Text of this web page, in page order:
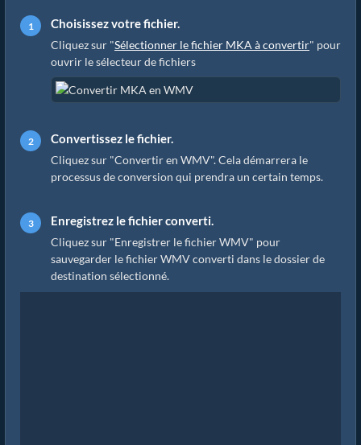
Choisissez votre fichier.
Cliquez sur "Sélectionner le fichier MKA à convertir" pour
ouvrir le sélecteur de fichiers
Convertissez le fichier.
Cliquez sur "Convertir en WMV". Cela démarrera le
processus de conversion qui prendra un certain temps.
Enregistrez le fichier converti.
Cliquez sur "Enregistrer le fichier WMV" pour
sauvegarder le fichier WMV converti dans le dossier de
destination sélectionné.